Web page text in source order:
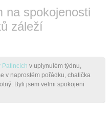
na spokojenosti
záleží
Patincích v uplynulém týdnu,
v naprostém pořádku, chatička
Byli jsem velmi spokojeni